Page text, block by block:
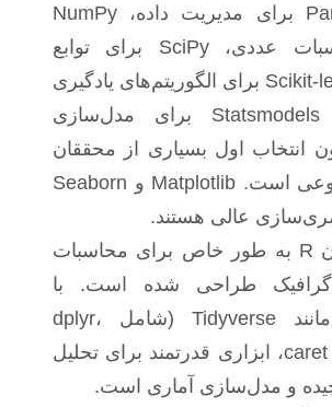
مانند Pandas برای مدیریت داده، NumPy
برای محاسبات عددی، SciPy برای توابع
آماری، Scikit-learn برای الگوریتم‌های یادگیری
ماشین و Statsmodels برای مدل‌سازی
انتخاب اول بسیاری از محققان
هوش مصنوعی است. Matplotlib و Seaborn
عالی هستند.
زبان R به طور خاص برای محاسبات
طراحی شده است. با
پکیج‌هایی مانند Tidyverse (شامل dplyr،
ggplot2) و caret، ابزاری قدرتمند برای تحلیل
و مدل‌سازی آماری است.